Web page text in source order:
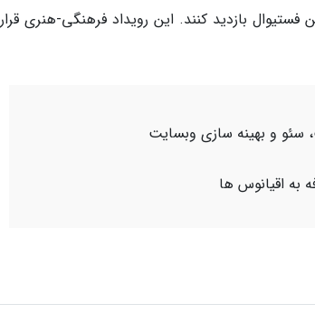
کامیک از این فستیوال بازدید کنند. این رویداد فرهنگی-هنری قرار
سئو و بهینه سازی وبسایت
اقیانوس ها